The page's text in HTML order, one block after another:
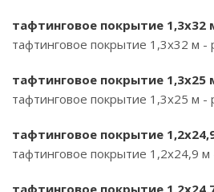
тафтинговое покрытие 1,3х32
тафтинговое покрытие 1,3х32 м
тафтинговое покрытие 1,3х25
тафтинговое покрытие 1,3х25 м
тафтинговое покрытие
тафтинговое покрытие 1,2х24,9
тафтинговое покрытие